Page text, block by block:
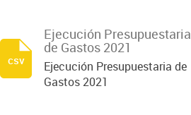
Ejecución Presupuestaria
de Gastos 2021
Ejecución Presupuestaria de
Gastos 2021
csv